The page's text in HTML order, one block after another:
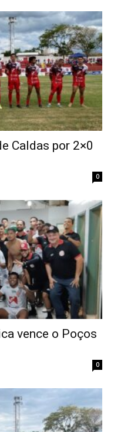
Caldas por 2×0
0
vence o Poços
0